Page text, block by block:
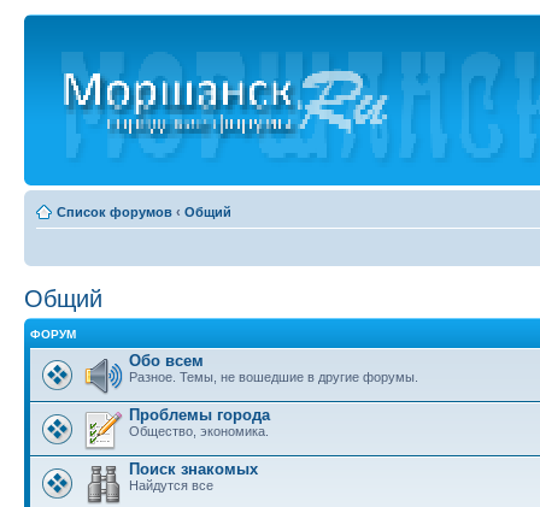
Список форумов ‹ Общий
Общий
ФОРУМ
Обо всем
Разное. Темы, не вошедшие в другие форумы.
Проблемы города
Общество, экономика.
Поиск знакомых
Найдутся все